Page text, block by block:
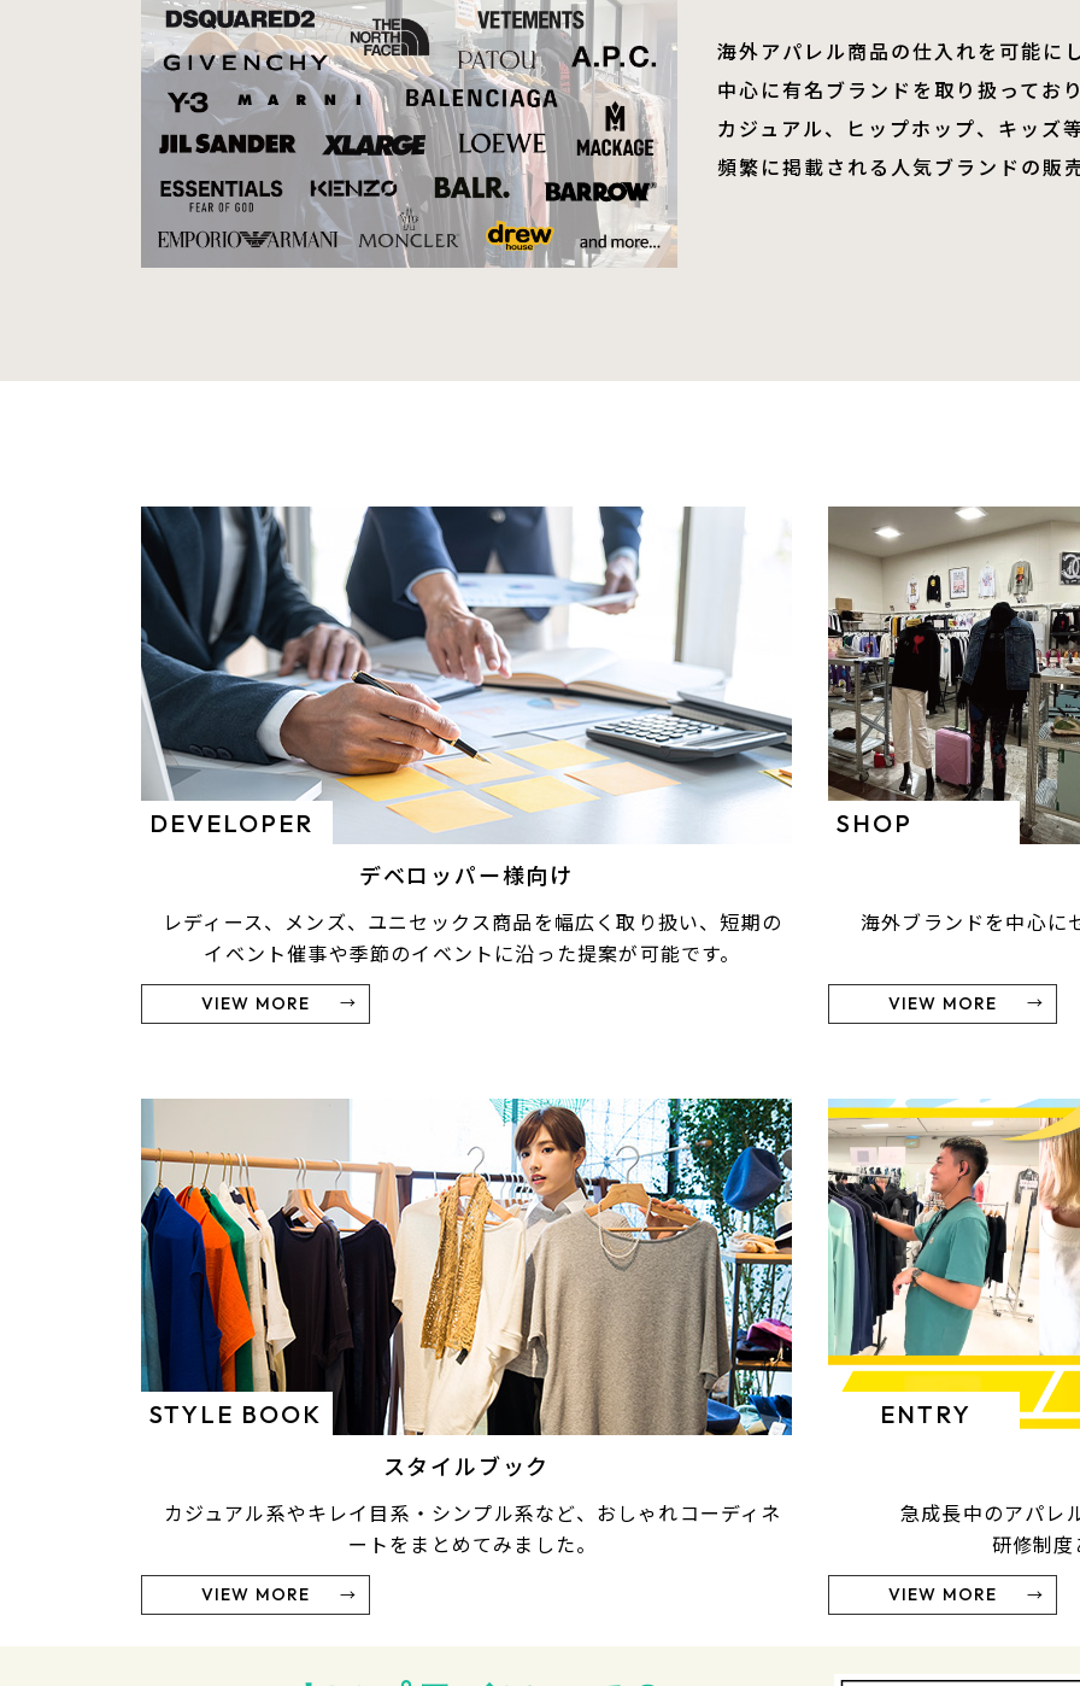
海外アパレル商品の仕入れを可能に
中心に有名ブランドを取り扱ってお
カジュアル、ヒップホップ、キッズ
頻繁に掲載される人気ブランドの販
DEVELOPER
デベロッパー様向け
レディース、メンズ、ユニセックス商品を幅広く取り扱い、短期の
イベント催事や季節のイベントに沿った提案が可能です。
VIEW MORE
SHOP
海外ブランドを中心に
VIEW MORE
STYLE BOOK
スタイルブック
カジュアル系やキレイ目系・シンプル系など、おしゃれコーディネ
ートをまとめてみました。
VIEW MORE
ENTRY
急成長中のアパレ
研修制
VIEW MORE